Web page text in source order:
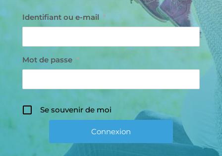
Identifiant ou e-mail *
Mot de passe *
Se souvenir de moi